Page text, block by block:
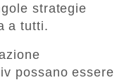
strategie
a tutti.
possano essere